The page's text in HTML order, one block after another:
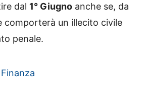
dal 1° Giugno anche se, da
comporterà un illecito civile
penale.